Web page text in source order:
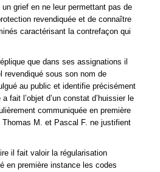
grief en ne leur permettant pas de
revendiquée et de connaître
caractérisant la contrefaçon qui
que dans ses assignations il
revendiqué sous son nom de
au public et identifie précisément
fait l’objet d’un constat d’huissier le
communiquée en première
Thomas M. et Pascal F. ne justifient
il fait valoir la régularisation
en première instance les codes